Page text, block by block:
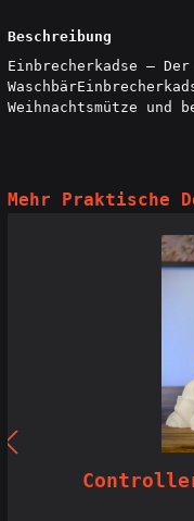
Beschreibung
Einbrecherkadse –
Weihnachtsmütze und
Mehr Praktische